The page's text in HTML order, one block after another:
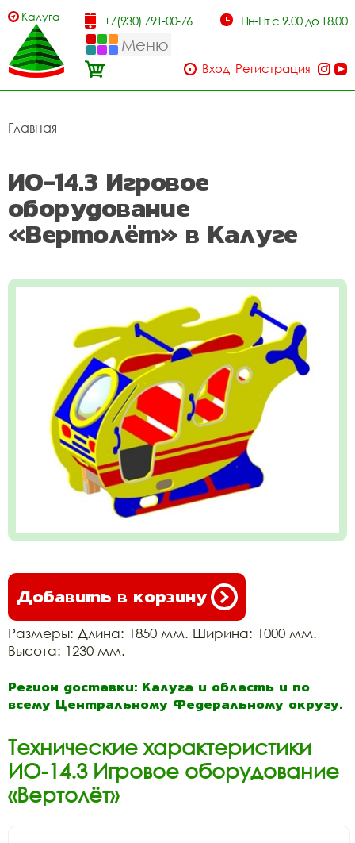
Калуга +7(930) 791-00-76 Пн-Пт с 9.00 до 18.00
Меню
Вход Регистрация
Главная
ИО-14.3 Игровое
оборудование
«Вертолёт» в Калуге
Добавить в корзину
Размеры: Длина: 1850 мм. Ширина: 1000 мм.
Высота: 1230 мм.
Регион доставки: Калуга и область и по
всему Центральному Федеральному округу.
Технические характеристики
ИО-14.3 Игровое оборудование
«Вертолёт»